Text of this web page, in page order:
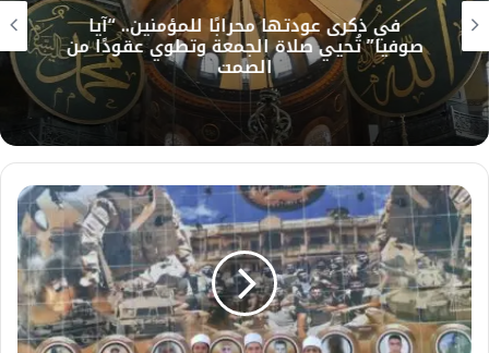
في ذكرى عودتها محرابًا للمؤمنين.. “آيا
صوفيا” تُحيي صلاة الجمعة وتطوي عقودًا من
الصمت